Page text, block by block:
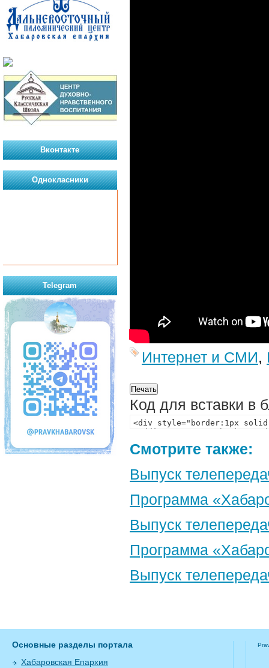
Интернет и СМИ,
Код для вставки в
Смотрите также:
Выпуск
Программа
Выпуск
Программа
Выпуск
Вконтакте
Однокласники
Telegram
Основные разделы портала
Хабаровская Епархия